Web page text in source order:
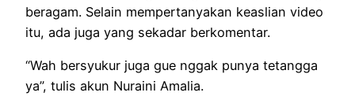
beragam. Selain mempertanyakan keaslian video
itu, ada juga yang sekadar berkomentar.
“Wah bersyukur juga gue nggak punya tetangga
ya”, tulis akun Nuraini Amalia.